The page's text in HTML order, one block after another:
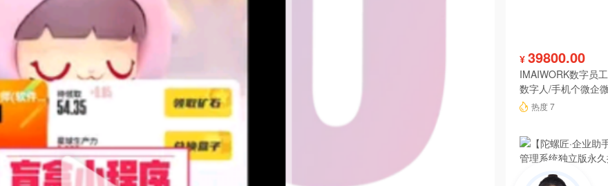
¥ 39800.00
IMAIWORK数字员
数字人/手机个微企
陪练/电销/客服/法
热度 7